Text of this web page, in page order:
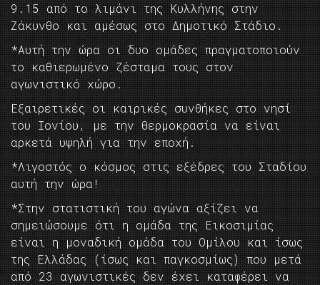
9.15 από το λιμάνι της Κυλλήνης στην
Ζάκυνθο και αμέσως στο Δημοτικό Στάδιο.
*Αυτή την ώρα οι δυο ομάδες πραγματοποιούν
το καθιερωμένο ζέσταμα τους στον
αγωνιστικό χώρο.
Εξαιρετικές οι καιρικές συνθήκες στο νησί
του Ιονίου, με την θερμοκρασία να είναι
αρκετά υψηλή για την εποχή.
*Λιγοστός ο κόσμος στις εξέδρες του Σταδίου
αυτή την ώρα!
*Στην στατιστική του αγώνα αξίζει να
σημειώσουμε ότι η ομάδα της Εικοσιμίας
είναι η μοναδική ομάδα του Ομίλου και ίσως
της Ελλάδας (ίσως και παγκοσμίως) που μετά
από 23 αγωνιστικές δεν έχει καταφέρει να